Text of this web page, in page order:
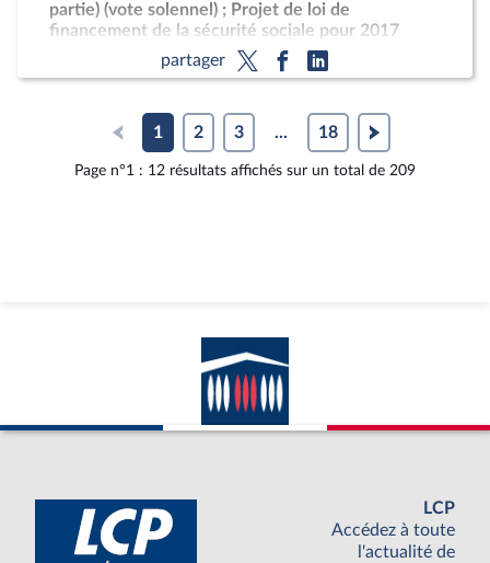
partie) (vote solennel) ; Projet de loi de
financement de la sécurité sociale pour 2017
partager
1 2 3 ... 18
Page n°1 : 12 résultats affichés sur un total de 209
LCP
Accédez à toute
l'actualité de